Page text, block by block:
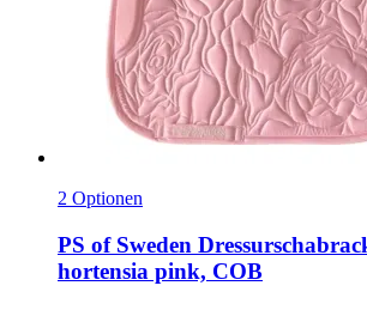
2 Optionen
PS of Sweden
hortensia pink, COB